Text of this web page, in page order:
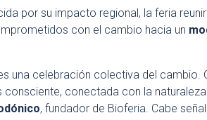
por su impacto regional, la feria
con el cambio hacia un
una celebración colectiva del cambio.
consciente, conectada con la
, fundador de Bioferia. Cabe